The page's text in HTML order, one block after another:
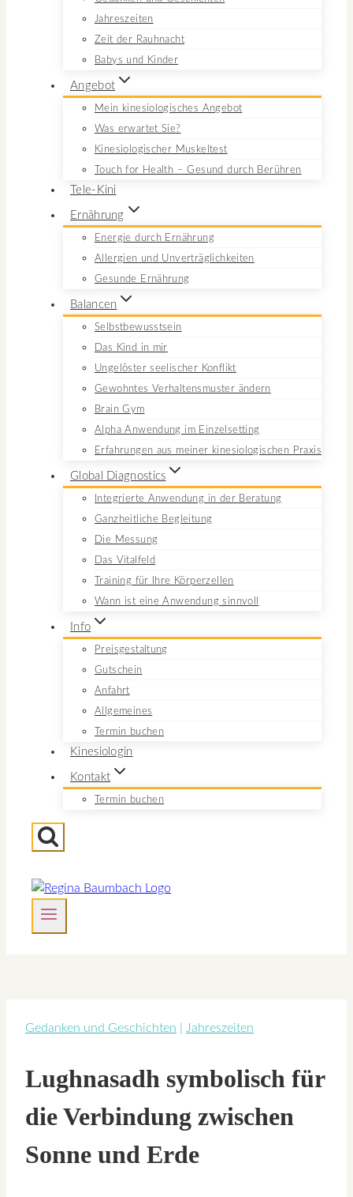
Jahreszeiten
Zeit der Rauhnacht
Babys und Kinder
Angebot
Mein kinesiologisches Angebot
Was erwartet Sie?
Kinesiologischer Muskeltest
Touch for Health – Gesund durch Berühren
Tele-Kini
Ernährung
Energie durch Ernährung
Allergien und Unverträglichkeiten
Gesunde Ernährung
Balancen
Selbstbewusstsein
Das Kind in mir
Ungelöster seelischer Konflikt
Gewohntes Verhaltensmuster ändern
Brain Gym
Alpha Anwendung im Einzelsetting
Erfahrungen aus meiner kinesiologischen Praxis
Global Diagnostics
Integrierte Anwendung in der Beratung
Ganzheitliche Begleitung
Die Messung
Das Vitalfeld
Training für Ihre Körperzellen
Wann ist eine Anwendung sinnvoll
Info
Preisgestaltung
Gutschein
Anfahrt
Allgemeines
Termin buchen
Kinesiologin
Kontakt
Termin buchen
Gedanken und Geschichten Jahreszeiten
Lughnasadh symbolisch für
die Verbindung zwischen
Sonne und Erde